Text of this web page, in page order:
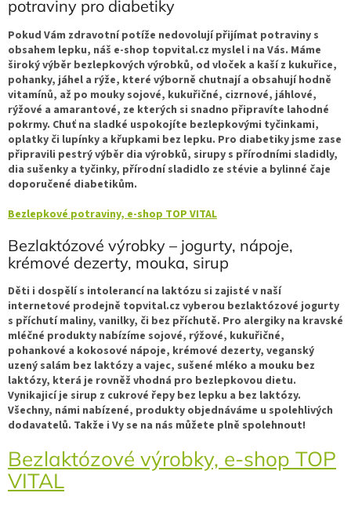
potraviny pro diabetiky
Pokud Vám zdravotní potíže nedovolují přijímat potraviny s
obsahem lepku, náš e-shop topvital.cz myslel i na Vás. Máme
široký výběr bezlepkových výrobků, od vloček a kaší z kukuřice,
pohanky, jáhel a rýže, které výborně chutnají a obsahují hodně
vitamínů, až po mouky sojové, kukuřičné, cizrnové, jáhlové,
rýžové a amarantové, ze kterých si snadno připravíte lahodné
pokrmy. Chuť na sladké uspokojíte bezlepkovými tyčinkami,
oplatky či lupínky a křupkami bez lepku. Pro diabetiky jsme zase
připravili pestrý výběr dia výrobků, sirupy s přírodními sladidly,
dia sušenky a tyčinky, přírodní sladidlo ze stévie a bylinné čaje
doporučené diabetikům.
Bezlepkové potraviny, e-shop TOP VITAL
Bezlaktózové výrobky – jogurty, nápoje,
krémové dezerty, mouka, sirup
Děti i dospělí s intolerancí na laktózu si zajisté v naší
internetové prodejně topvital.cz vyberou bezlaktózové jogurty
s příchutí maliny, vanilky, či bez příchutě. Pro alergiky na kravské
mléčné produkty nabízíme sojové, rýžové, kukuřičné,
pohankové a kokosové nápoje, krémové dezerty, veganský
uzený salám bez laktózy a vajec, sušené mléko a mouku bez
laktózy, která je rovněž vhodná pro bezlepkovou dietu.
Vynikajicí je sirup z cukrové řepy bez lepku a bez laktózy.
Všechny, námi nabízené, produkty objednáváme u spolehlivých
dodavatelů. Takže i Vy se na nás můžete plně spolehnout!
Bezlaktózové výrobky, e-shop TOP
VITAL